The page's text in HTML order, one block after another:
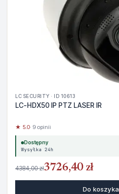
LC SECURITY · ID 10613
LC-HDX50 IP PTZ LASER IR
★ 5.0· 9 opinii
Dostępny
Wysyłka 24h
4384,00 zł3726,40 zł
Do koszyka